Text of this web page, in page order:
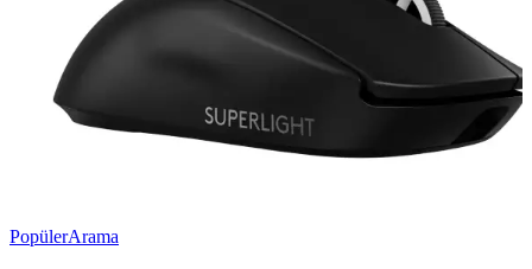
PopülerArama